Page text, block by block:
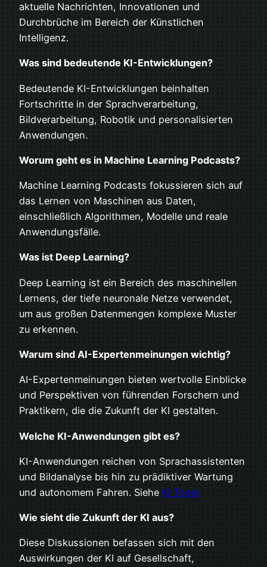
aktuelle Nachrichten, Innovationen und
Durchbrüche im Bereich der Künstlichen
Intelligenz.
Was sind bedeutende KI-Entwicklungen?
Bedeutende KI-Entwicklungen beinhalten
Fortschritte in der Sprachverarbeitung,
Bildverarbeitung, Robotik und personalisierten
Anwendungen.
Worum geht es in Machine Learning Podcasts?
Machine Learning Podcasts fokussieren sich auf
das Lernen von Maschinen aus Daten,
einschließlich Algorithmen, Modelle und reale
Anwendungsfälle.
Was ist Deep Learning?
Deep Learning ist ein Bereich des maschinellen
Lernens, der tiefe neuronale Netze verwendet,
um aus großen Datenmengen komplexe Muster
zu erkennen.
Warum sind AI-Expertenmeinungen wichtig?
AI-Expertenmeinungen bieten wertvolle Einblicke
und Perspektiven von führenden Forschern und
Praktikern, die die Zukunft der KI gestalten.
Welche KI-Anwendungen gibt es?
KI-Anwendungen reichen von Sprachassistenten
und Bildanalyse bis hin zu prädiktiver Wartung
und autonomem Fahren. Siehe KI Tools
Wie sieht die Zukunft der KI aus?
Diese Diskussionen befassen sich mit den
Auswirkungen der KI auf Gesellschaft,